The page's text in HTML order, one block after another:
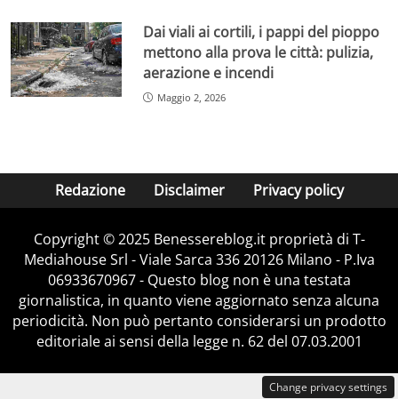
Dai viali ai cortili, i pappi del pioppo
mettono alla prova le città: pulizia,
aerazione e incendi
Maggio 2, 2026
Redazione Disclaimer Privacy policy
Copyright © 2025 Benessereblog.it proprietà di T-
Mediahouse Srl - Viale Sarca 336 20126 Milano - P.Iva
06933670967 - Questo blog non è una testata
giornalistica, in quanto viene aggiornato senza alcuna
periodicità. Non può pertanto considerarsi un prodotto
editoriale ai sensi della legge n. 62 del 07.03.2001
Change privacy settings